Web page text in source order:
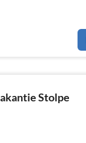
Stolpe